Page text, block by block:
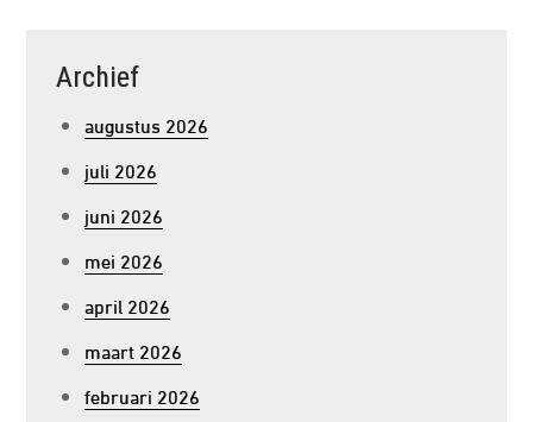
Archief
augustus 2026
juli 2026
juni 2026
mei 2026
april 2026
maart 2026
februari 2026